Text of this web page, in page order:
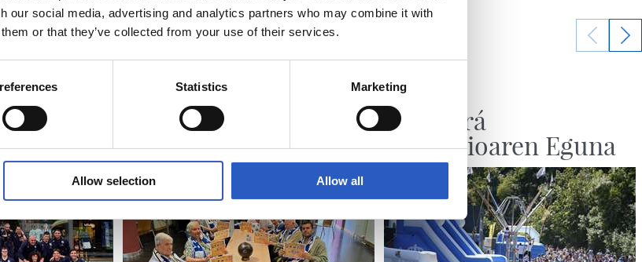
our social media, advertising and analytics partners who may combine it with
or that they’ve collected from your use of their services.
Statistics Marketing
Allow selection Allow all
Recordando vida No habrá
Fundazioaren Eguna